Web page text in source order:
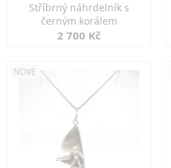
Stříbrný náhrdelník s
černým korálem
2 700 Kč
NOVÉ